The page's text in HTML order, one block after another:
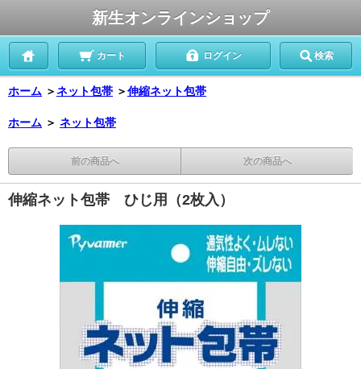
新生オンラインショップ
カート ログイン 検索
ホーム ＞ネット包帯 ＞伸縮ネット包帯
ホーム ＞ ネット包帯
前の商品へ 次の商品へ
伸縮ネット包帯 ひじ用（2枚入）